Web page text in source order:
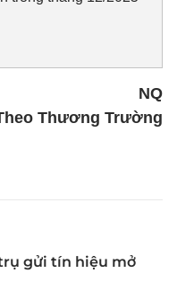
NQ
Thương Trường
trụ gửi tín hiệu mở